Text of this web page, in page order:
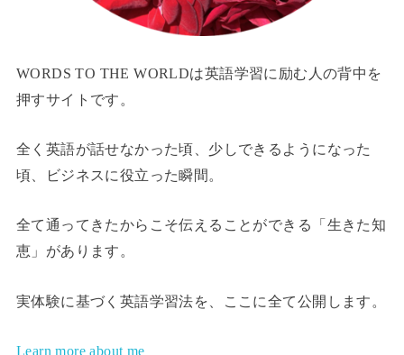
WORDS TO THE WORLDは英語学習に励む人の背中を
押すサイトです。
全く英語が話せなかった頃、少しできるようになった
頃、ビジネスに役立った瞬間。
全て通ってきたからこそ伝えることができる「生きた知
恵」があります。
実体験に基づく英語学習法を、ここに全て公開します。
Learn more about me